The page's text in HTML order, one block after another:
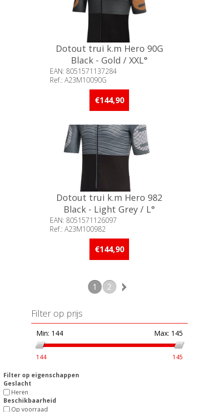
Dotout trui k.m Hero 90G
Black - Gold / XXL°
EAN: 8051571137284
Ref.: A23M10090G
Beschikbaarheid:: Minder dan 5
stuks op voorraad
€144,90
Dotout trui k.m Hero 982
Black - Light Grey / L°
EAN: 8051571126097
Ref.: A23M100982
Beschikbaarheid:: 5 stuks of
meer op voorraad
€144,90
1 2
Filter op prijs
Min: 144 Max: 145
144 145
Filter op eigenschappen
Geslacht
Heren
Beschikbaarheid
Op voorraad